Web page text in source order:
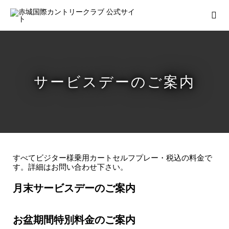
サービスデーのご案内
すべてビジター様乗用カートセルフプレー・税込の料金で
す。 詳細はお問い合わせ下さい。
月末サービスデーのご案内
お盆期間特別料金のご案内